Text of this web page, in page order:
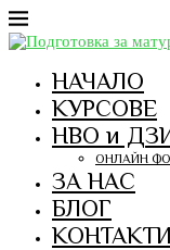
НАЧАЛО
КУРСОВЕ
НВО и
ОНЛАЙН
ЗА НАС
БЛОГ
КОНТАКТИ